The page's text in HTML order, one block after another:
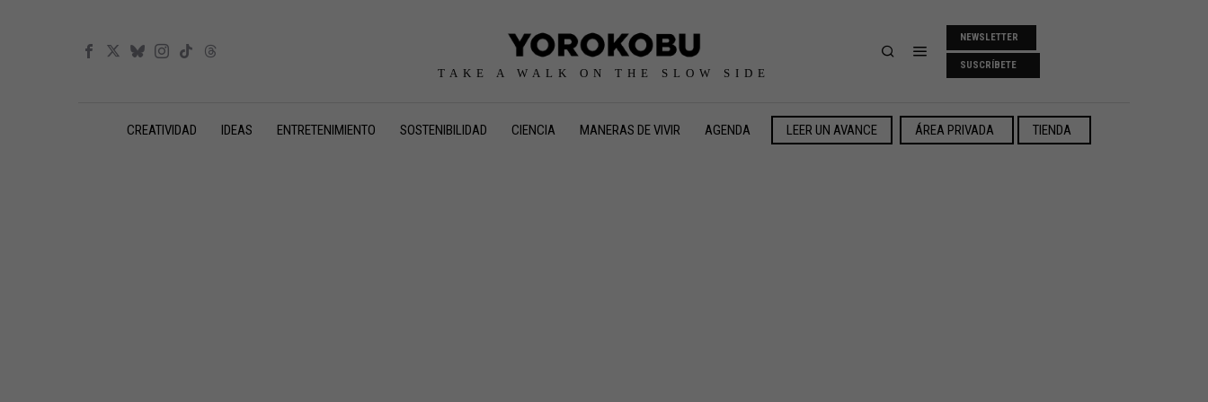
TAKE A WALK ON THE SLOW SIDE
NEWSLETTER
SUSCRÍBETE
CREATIVIDAD IDEAS ENTRETENIMIENTO SOSTENIBILIDAD CIENCIA MANERAS DE VIVIR AGENDA LEER UN AVANCE ÁREA PRIVADA TIENDA